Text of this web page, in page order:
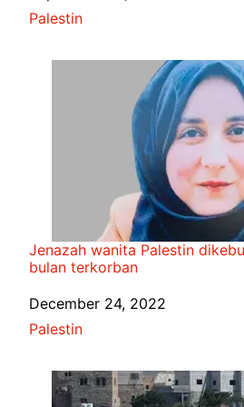
In relation to
Palestin
Jenazah wanita Palestin
bulan terkorban
Date
December 24, 2022
In relation to
Palestin